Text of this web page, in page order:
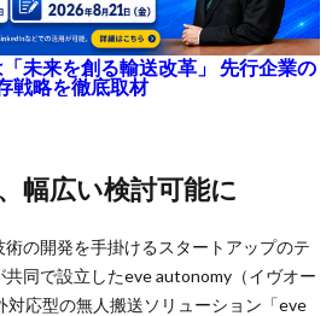
未来を創る輸送改革」 先行企業の
戦略を徹底取材
幅広い検討可能に
の開発を手掛けるスタートアップのテ
共同で設立したeve autonomy（イヴオー
対応型の無人搬送ソリューション「eve